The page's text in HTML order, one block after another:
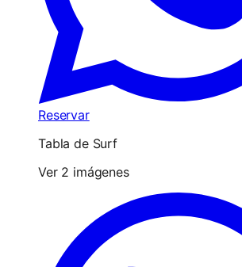
Reservar
Tabla de Surf
Ver 2 imágenes